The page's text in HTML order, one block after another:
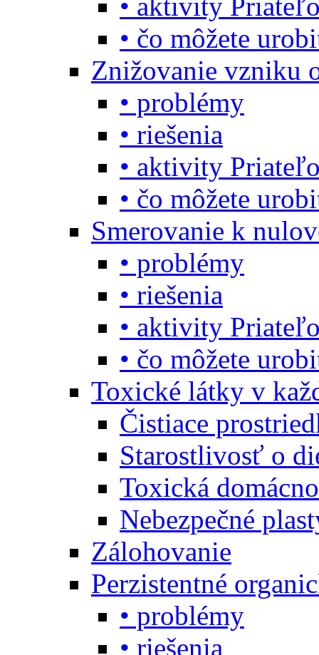
• čo môžete
Znižovanie vzniku
• problémy
• riešenia
• aktivity
• čo môžete
Smerovanie k
• problémy
• riešenia
• aktivity
• čo môžete
Toxické látky v
Čistiace
Starostlivosť o
Toxická
Nebezpečné
Zálohovanie
Perzistentné
• problémy
• riešenia